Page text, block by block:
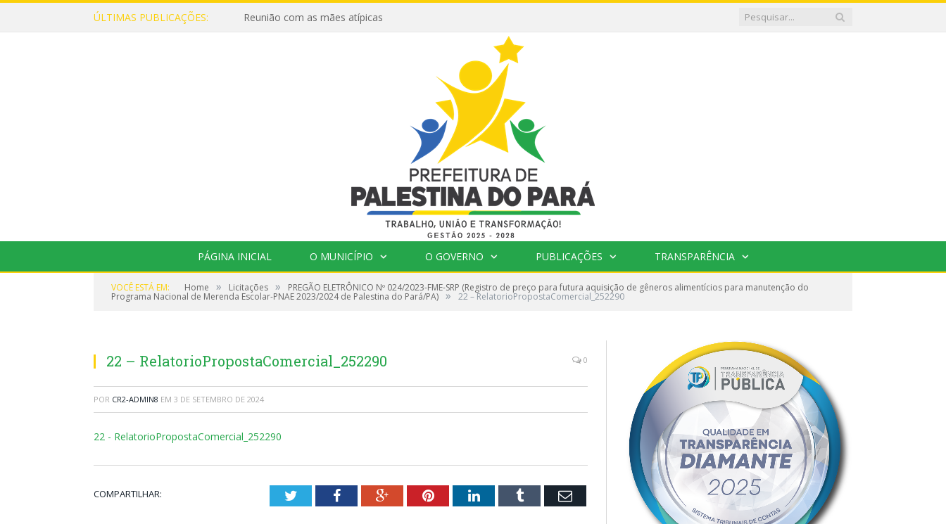
ÚLTIMAS PUBLICAÇÕES: Reunião com as mães atípicas
PÁGINA INICIAL O MUNICÍPIO O GOVERNO PUBLICAÇÕES TRANSPARÊNCIA
VOCÊ ESTÁ EM: Home » Licitações » PREGÃO ELETRÔNICO Nº 024/2023-FME-SRP (Registro de preço para futura aquisição de gêneros alimentícios para manutenção do
Programa Nacional de Merenda Escolar-PNAE 2023/2024 de Palestina do Pará/PA) » 22 – RelatorioPropostaComercial_252290
22 – RelatorioPropostaComercial_252290 0
POR CR2-ADMIN8 EM 3 DE SETEMBRO DE 2024
22 - RelatorioPropostaComercial_252290
COMPARTILHAR: TwitterFacebookGoogle+PinterestLinkedInTumblr Email